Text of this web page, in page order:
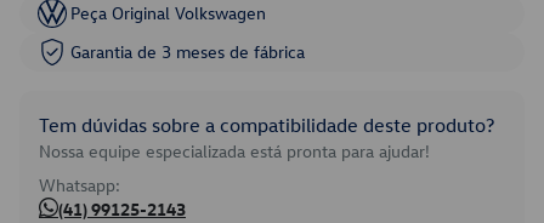
Peça Original Volkswagen
Garantia de 3 meses de fábrica
Tem dúvidas sobre a compatibilidade deste produto?
Nossa equipe especializada está pronta para ajudar!
Whatsapp:
(41) 99125-2143